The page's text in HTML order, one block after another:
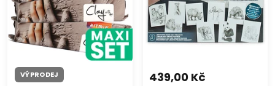
VÝPRODEJ 439,00 Kč